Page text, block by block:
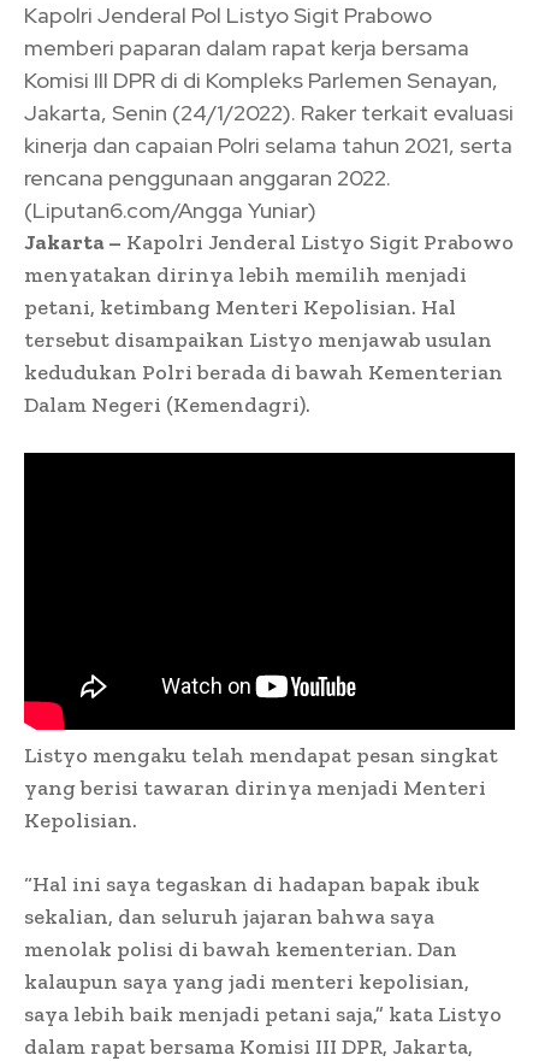
Kapolri Jenderal Pol Listyo Sigit Prabowo
memberi paparan dalam rapat kerja bersama
Komisi III DPR di di Kompleks Parlemen Senayan,
Jakarta, Senin (24/1/2022). Raker terkait evaluasi
kinerja dan capaian Polri selama tahun 2021, serta
rencana penggunaan anggaran 2022.
(Liputan6.com/Angga Yuniar)
Jakarta – Kapolri Jenderal Listyo Sigit Prabowo
menyatakan dirinya lebih memilih menjadi
petani, ketimbang Menteri Kepolisian. Hal
tersebut disampaikan Listyo menjawab usulan
kedudukan Polri berada di bawah Kementerian
Dalam Negeri (Kemendagri).
Listyo mengaku telah mendapat pesan singkat
yang berisi tawaran dirinya menjadi Menteri
Kepolisian.
“Hal ini saya tegaskan di hadapan bapak ibuk
sekalian, dan seluruh jajaran bahwa saya
menolak polisi di bawah kementerian. Dan
kalaupun saya yang jadi menteri kepolisian,
saya lebih baik menjadi petani saja,” kata Listyo
dalam rapat bersama Komisi III DPR, Jakarta,